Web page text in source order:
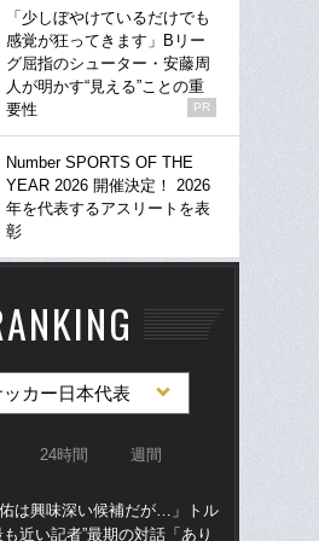
「少しぼやけているだけでも
感覚が狂ってきます」Bリー
グ屈指のシューター・安藤周
人が明かす“見える”ことの重
要性
PR
Number SPORTS OF THE
YEAR 2026 開催決定！ 2026
年を代表するアスリートを表
彰
ッカー日本代表
24時間 週間
佑は興味深い候補だが…」トル
も近い記者”最期の対話「あり